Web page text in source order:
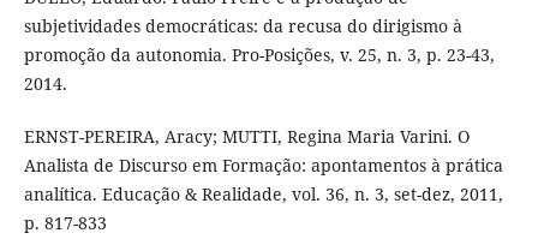
subjetividades democráticas: da recusa do dirigismo à
promoção da autonomia. Pro-Posições, v. 25, n. 3, p. 23-43,
2014.
ERNST-PEREIRA, Aracy; MUTTI, Regina Maria Varini. O
Analista de Discurso em Formação: apontamentos à prática
analítica. Educação & Realidade, vol. 36, n. 3, set-dez, 2011,
p. 817-833